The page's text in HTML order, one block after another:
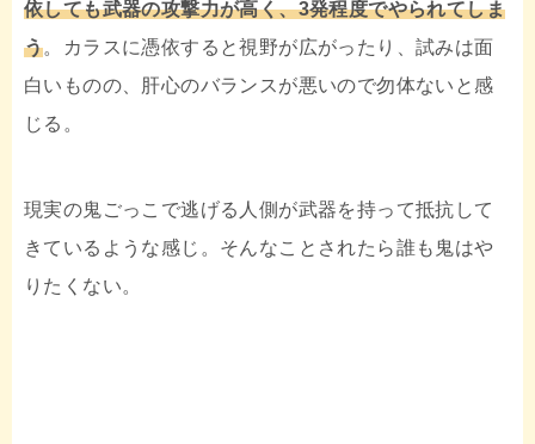
依しても武器の攻撃力が高く、3発程度でやられてしま
う。カラスに憑依すると視野が広がったり、試みは面
白いものの、肝心のバランスが悪いので勿体ないと感
じる。
現実の鬼ごっこで逃げる人側が武器を持って抵抗して
きているような感じ。そんなことされたら誰も鬼はや
りたくない。